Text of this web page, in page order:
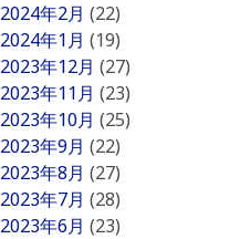
2024年2月 (22)
2024年1月 (19)
2023年12月 (27)
2023年11月 (23)
2023年10月 (25)
2023年9月 (22)
2023年8月 (27)
2023年7月 (28)
2023年6月 (23)